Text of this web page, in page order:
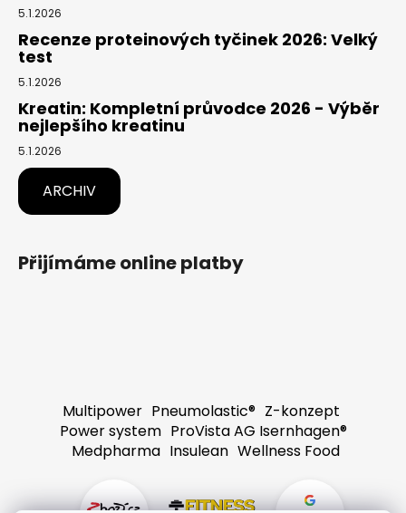
5.1.2026
Recenze proteinových tyčinek 2026: Velký
test
5.1.2026
Kreatin: Kompletní průvodce 2026 - Výběr
nejlepšího kreatinu
5.1.2026
ARCHIV
Přijímáme online platby
Multipower Pneumolastic® Z-konzept
Power system ProVista AG Isernhagen®
Medpharma Insulean Wellness Food